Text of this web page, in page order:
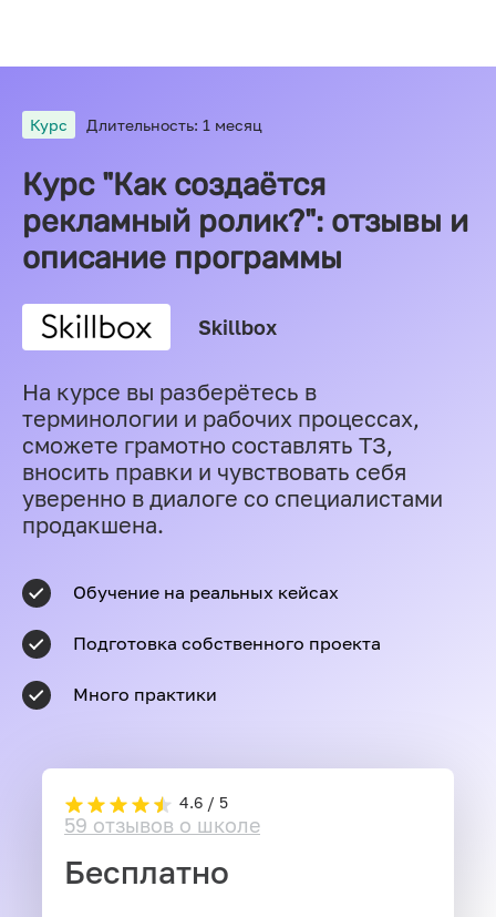
Курс Длительность: 1 месяц
Курс "Как создаётся
рекламный ролик?": отзывы и
описание программы
Skillbox
На курсе вы разберётесь в
терминологии и рабочих процессах,
сможете грамотно составлять ТЗ,
вносить правки и чувствовать себя
уверенно в диалоге со специалистами
продакшена.
Обучение на реальных кейсах
Подготовка собственного проекта
Много практики
4.6 / 5
59 отзывов о школе
Бесплатно